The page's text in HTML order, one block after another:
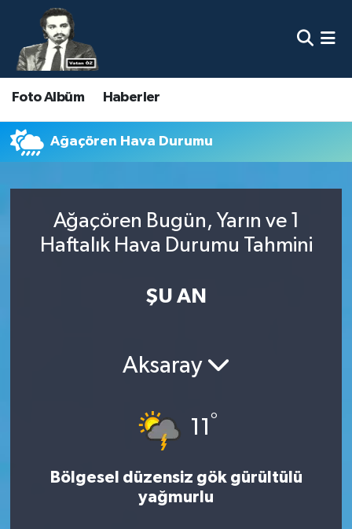
Foto Albüm Haberler
Ağaçören Hava Durumu
Ağaçören Bugün, Yarın ve 1
Haftalık Hava Durumu Tahmini
ŞU AN
Aksaray
11°
Bölgesel düzensiz gök gürültülü
yağmurlu
Nöbetçi Eczaneler
Hava Durumu
Namaz Vakitleri
Süper Lig Puan Durumu ve Fikstür
Son Dakika Haberleri